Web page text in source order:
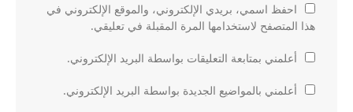
احفظ اسمي، بريدي الإلكتروني، والموقع الإلكتروني في
هذا المتصفح لاستخدامها المرة المقبلة في تعليقي.
أعلمني بمتابعة التعليقات بواسطة البريد الإلكتروني.
أعلمني بالمواضيع الجديدة بواسطة البريد الإلكتروني.